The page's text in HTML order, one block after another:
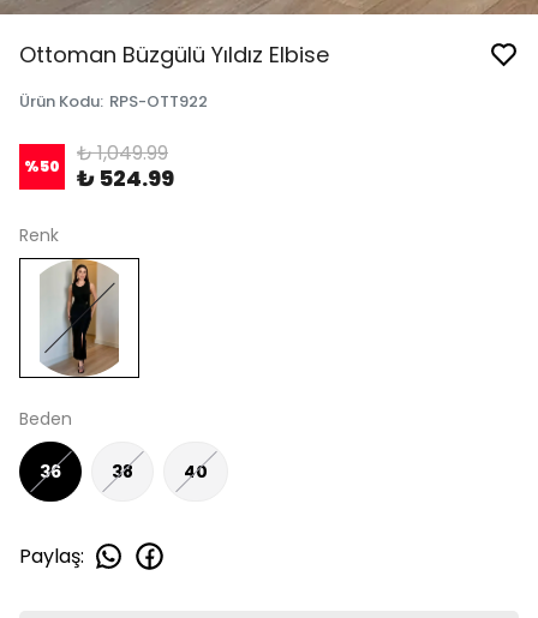
Ottoman Büzgülü Yıldız Elbise
Ürün Kodu: RPS-OTT922
%50 ₺ 1,049.99
₺ 524.99
Renk
Beden
36 38 40
Paylaş: